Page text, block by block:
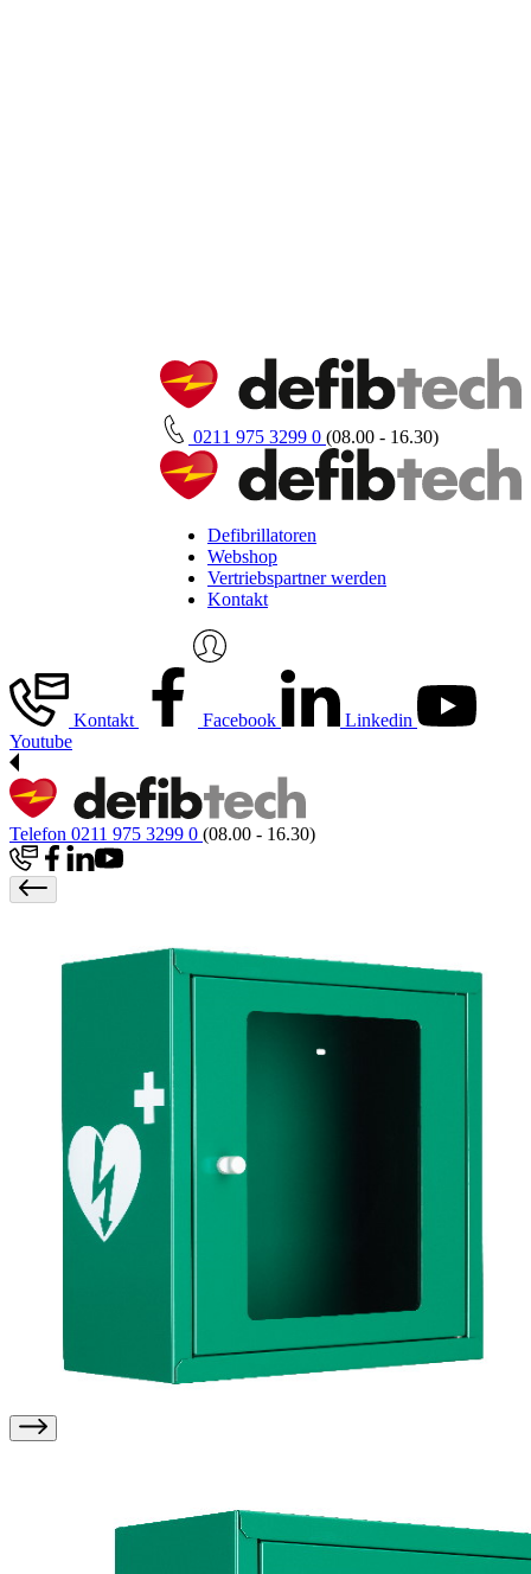
0211 975 3299 0 (08.00 - 16.30)
Defibrillatoren
Webshop
Vertriebspartner werden
Kontakt
Kontakt Facebook
Linkedin
Youtube
Telefon 0211 975 3299 0 (08.00 - 16.30)